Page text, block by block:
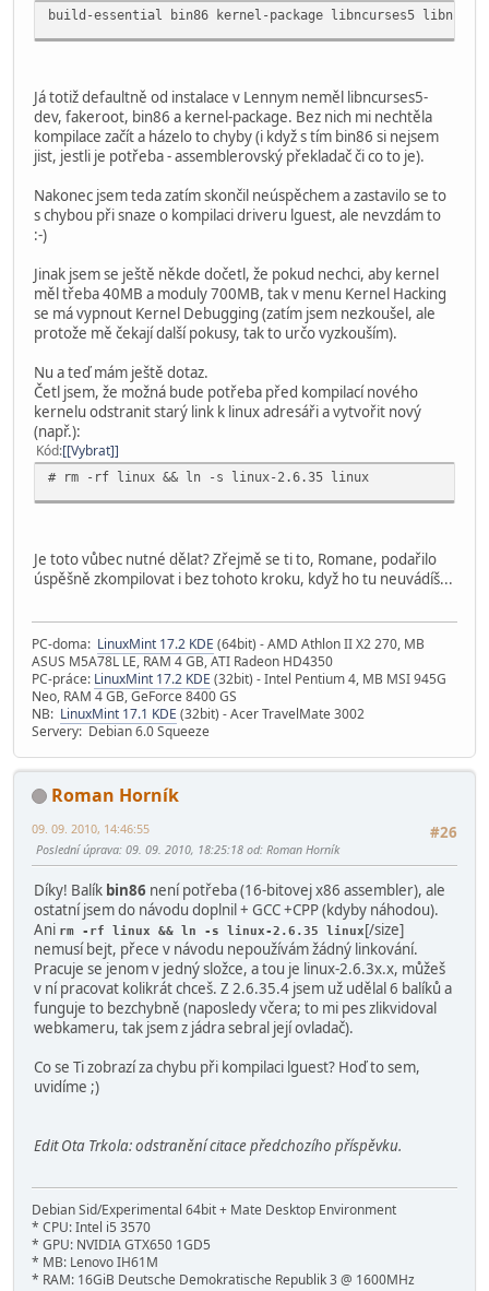
build-essential bin86 kernel-package libncurses5
Já totiž defaultně od instalace v Lennym neměl libncurses5-
dev, fakeroot, bin86 a kernel-package. Bez nich mi nechtěla
kompilace začít a házelo to chyby (i když s tím bin86 si nejsem
jist, jestli je potřeba - assemblerovský překladač či co to je).
Nakonec jsem teda zatím skončil neúspěchem a zastavilo se to
s chybou při snaze o kompilaci driveru lguest, ale nevzdám to
:-)
Jinak jsem se ještě někde dočetl, že pokud nechci, aby kernel
měl třeba 40MB a moduly 700MB, tak v menu Kernel Hacking
se má vypnout Kernel Debugging (zatím jsem nezkoušel, ale
protože mě čekají další pokusy, tak to určo vyzkouším).
Nu a teď mám ještě dotaz.
Četl jsem, že možná bude potřeba před kompilací nového
kernelu odstranit starý link k linux adresáři a vytvořit nový
(např.):
Kód [Vybrat]
# rm -rf linux && ln -s linux-2.6.35 linux
Je toto vůbec nutné dělat? Zřejmě se ti to, Romane, podařilo
úspěšně zkompilovat i bez tohoto kroku, když ho tu neuvádíš...
PC-doma: LinuxMint 17.2 KDE (64bit) - AMD Athlon II X2 270, MB
ASUS M5A78L LE, RAM 4 GB, ATI Radeon HD4350
PC-práce: LinuxMint 17.2 KDE (32bit) - Intel Pentium 4, MB MSI 945G
Neo, RAM 4 GB, GeForce 8400 GS
NB: LinuxMint 17.1 KDE (32bit) - Acer TravelMate 3002
Servery: Debian 6.0 Squeeze
Roman Horník
#26
09. 09. 2010, 14:46:55
Poslední úprava: 09. 09. 2010, 18:25:18 od: Roman Horník
Díky! Balík bin86 není potřeba (16-bitovej x86 assembler), ale
ostatní jsem do návodu doplnil + GCC +CPP (kdyby náhodou).
Ani rm -rf linux && ln -s linux-2.6.35 linux[/size]
nemusí bejt, přece v návodu nepoužívám žádný linkování.
Pracuje se jenom v jedný složce, a tou je linux-2.6.3x.x, můžeš
v ní pracovat kolikrát chceš. Z 2.6.35.4 jsem už udělal 6 balíků a
funguje to bezchybně (naposledy včera; to mi pes zlikvidoval
webkameru, tak jsem z jádra sebral její ovladač).
Co se Ti zobrazí za chybu při kompilaci lguest? Hoď to sem,
uvidíme ;)
Edit Ota Trkola: odstranění citace předchozího příspěvku.
Debian Sid/Experimental 64bit + Mate Desktop Environment
* CPU: Intel i5 3570
* GPU: NVIDIA GTX650 1GD5
* MB: Lenovo IH61M
* RAM: 16GiB Deutsche Demokratische Republik 3 @ 1600MHz